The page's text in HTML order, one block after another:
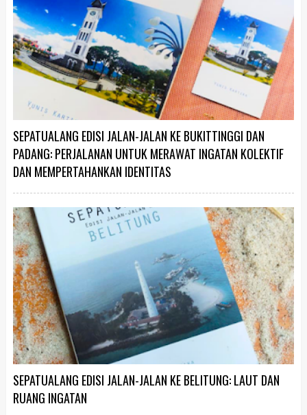
SEPATUALANG EDISI JALAN-JALAN KE BUKITTINGGI DAN
PADANG: PERJALANAN UNTUK MERAWAT INGATAN KOLEKTIF
DAN MEMPERTAHANKAN IDENTITAS
SEPATUALANG EDISI JALAN-JALAN KE BELITUNG: LAUT DAN
RUANG INGATAN